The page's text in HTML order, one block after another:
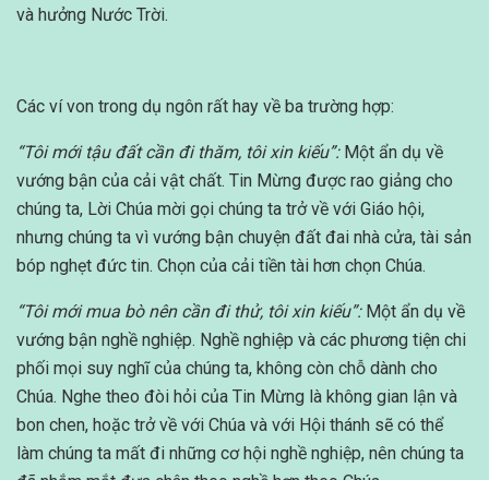
và hưởng Nước Trời.
Các ví von trong dụ ngôn rất hay về ba trường hợp:
“Tôi mới tậu đất cần đi thăm, tôi xin kiếu”:Một ẩn dụ về
vướng bận của cải vật chất. Tin Mừng được rao giảng cho
chúng ta, Lời Chúa mời gọi chúng ta trở về với Giáo hội,
nhưng chúng ta vì vướng bận chuyện đất đai nhà cửa, tài sản
bóp nghẹt đức tin. Chọn của cải tiền tài hơn chọn Chúa.
“Tôi mới mua bò nên cần đi thử, tôi xin kiếu”:Một ẩn dụ về
vướng bận nghề nghiệp. Nghề nghiệp và các phương tiện chi
phối mọi suy nghĩ của chúng ta, không còn chỗ dành cho
Chúa. Nghe theo đòi hỏi của Tin Mừng là không gian lận và
bon chen, hoặc trở về với Chúa và với Hội thánh sẽ có thể
làm chúng ta mất đi những cơ hội nghề nghiệp, nên chúng ta